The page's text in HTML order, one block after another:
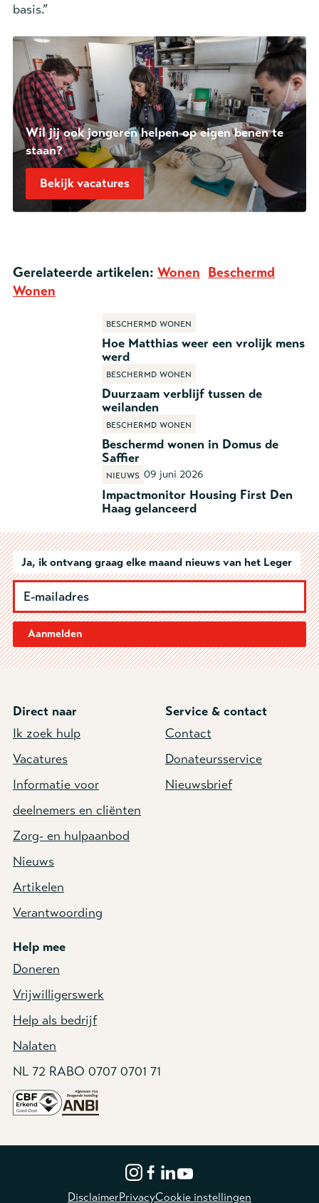
basis.”
Wil jij ook jongeren helpen op eigen benen te
staan?
Bekijk vacatures
Gerelateerde artikelen: Wonen Beschermd
Wonen
Hoe Matthias weer een vrolijk mens
werd
Beschermd wonen
Duurzaam verblijf tussen de
weilanden
Beschermd wonen
Beschermd wonen in Domus de
Saffier
Beschermd wonen
Impactmonitor Housing First Den
Haag gelanceerd
Nieuws 09 juni 2026
Ja, ik ontvang graag elke maand nieuws van het Leger
Aanmelden
Direct naar
Ik zoek hulp
Vacatures
Informatie voor
deelnemers en cliënten
Zorg- en hulpaanbod
Nieuws
Artikelen
Verantwoording
Service & contact
Contact
Donateursservice
Nieuwsbrief
Help mee
Doneren
Vrijwilligerswerk
Help als bedrijf
Nalaten
NL 72 RABO 0707 0701 71
DisclaimerPrivacyCookie instellingen